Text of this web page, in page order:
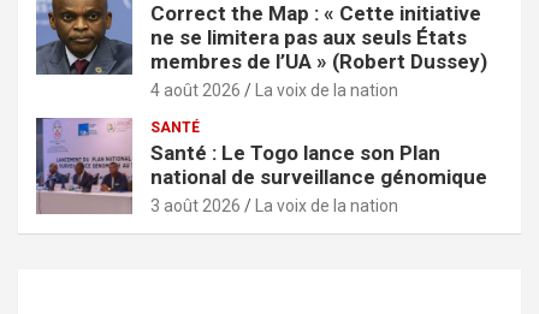
Correct the Map : « Cette initiative
ne se limitera pas aux seuls États
membres de l’UA » (Robert Dussey)
4 août 2026 La voix de la nation
SANTÉ
Santé : Le Togo lance son Plan
national de surveillance génomique
3 août 2026 La voix de la nation